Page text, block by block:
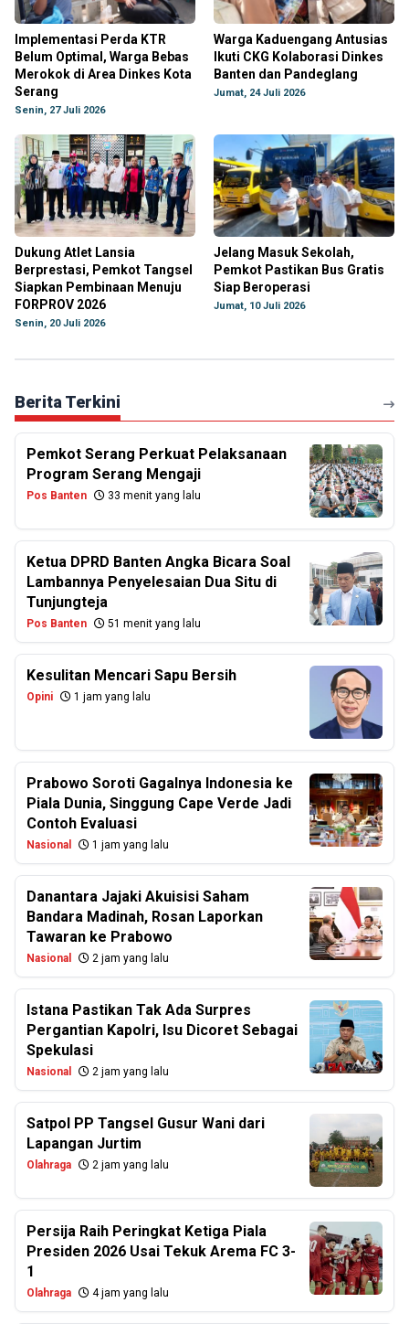
Implementasi Perda KTR
Belum Optimal, Warga Bebas
Merokok di Area Dinkes Kota
Serang
Senin, 27 Juli 2026
Warga Kaduengang Antusias
Ikuti CKG Kolaborasi Dinkes
Banten dan Pandeglang
Jumat, 24 Juli 2026
Dukung Atlet Lansia
Berprestasi, Pemkot Tangsel
Siapkan Pembinaan Menuju
FORPROV 2026
Senin, 20 Juli 2026
Jelang Masuk Sekolah,
Pemkot Pastikan Bus Gratis
Siap Beroperasi
Jumat, 10 Juli 2026
Berita Terkini
Pemkot Serang Perkuat Pelaksanaan
Program Serang Mengaji
Pos Banten 33 menit yang lalu
Ketua DPRD Banten Angka Bicara Soal
Lambannya Penyelesaian Dua Situ di
Tunjungteja
Pos Banten 51 menit yang lalu
Kesulitan Mencari Sapu Bersih
Opini 1 jam yang lalu
Prabowo Soroti Gagalnya Indonesia ke
Piala Dunia, Singgung Cape Verde Jadi
Contoh Evaluasi
Nasional 1 jam yang lalu
Danantara Jajaki Akuisisi Saham
Bandara Madinah, Rosan Laporkan
Tawaran ke Prabowo
Nasional 2 jam yang lalu
Istana Pastikan Tak Ada Surpres
Pergantian Kapolri, Isu Dicoret Sebagai
Spekulasi
Nasional 2 jam yang lalu
Satpol PP Tangsel Gusur Wani dari
Lapangan Jurtim
Olahraga 2 jam yang lalu
Persija Raih Peringkat Ketiga Piala
Presiden 2026 Usai Tekuk Arema FC 3-
1
Olahraga 4 jam yang lalu